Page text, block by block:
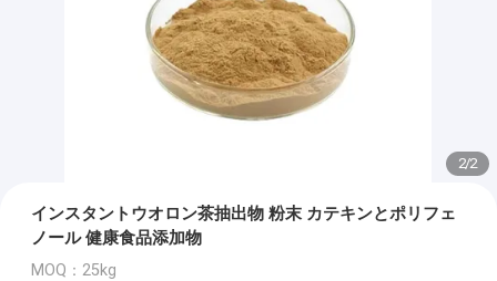
2/2
インスタントウオロン茶抽出物 粉末 カテキンとポリフェ
ノール 健康食品添加物
MOQ：25kg